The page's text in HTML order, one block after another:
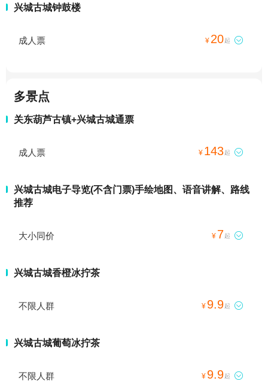
兴城古城钟鼓楼
成人票 ¥ 20起 
多景点
关东葫芦古镇+兴城古城通票
成人票 ¥ 143起 
兴城古城电子导览(不含门票)手绘地图、语音讲解、路线
推荐
大小同价 ¥ 7起 
兴城古城香橙冰拧茶
不限人群 ¥ 9.9起 
兴城古城葡萄冰拧茶
不限人群 ¥ 9.9起 